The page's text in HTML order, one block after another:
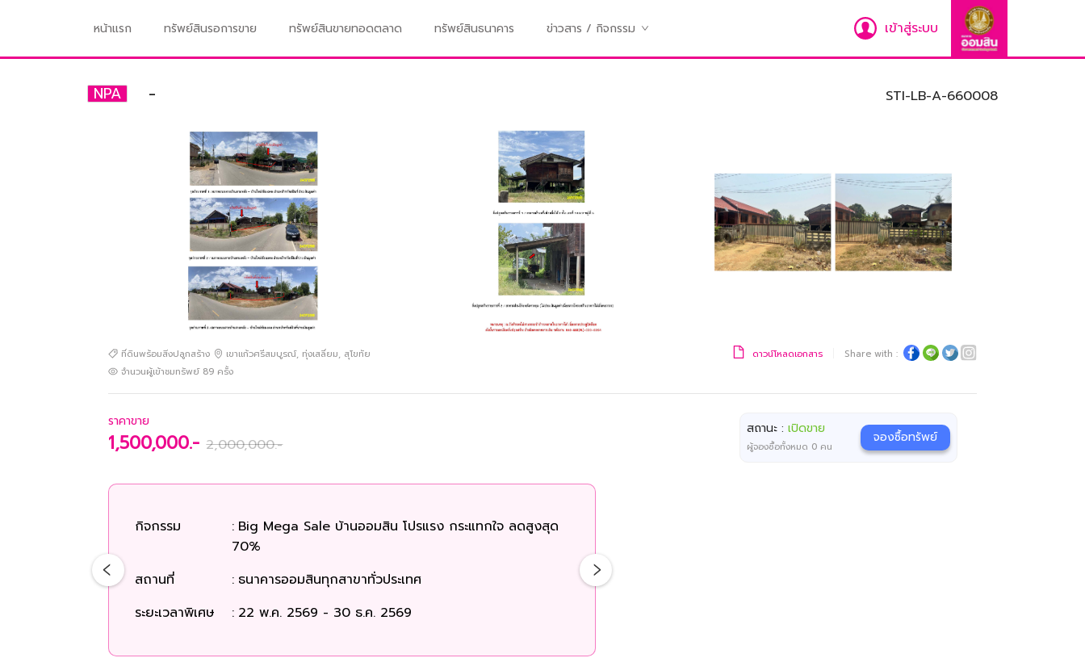
หน้าแรก ทรัพย์สินรอการขาย ทรัพย์สินขายทอดตลาด ทรัพย์สินธนาคาร ข่าวสาร / กิจกรรม เข้าสู่ระบบ
NPA - STI-LB-A-660008
ที่ดินพร้อมสิ่งปลูกสร้าง เขาแก้วศรีสมบูรณ์, ทุ่งเสลี่ยม, สุโขทัย
จำนวนผู้เข้าชมทรัพย์ 89ครั้ง
ดาวน์โหลดเอกสาร Share with :
ราคาขาย
1,500,000.- 2,000,000.-
กิจกรรม : Big Mega Sale บ้านออมสิน โปรแรง กระแทกใจ ลดสูงสุด
70%
สถานที่
: ธนาคารออมสินทุกสาขาทั่วประเทศ
ระยะเวลาพิเศษ
: 22 พ.ค. 2569 - 30 ธ.ค. 2569
สถานะ : เปิดขาย
ผู้จองซื้อทั้งหมด 0คน
จองซื้อทรัพย์